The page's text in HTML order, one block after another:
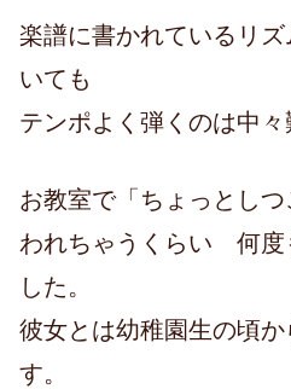
楽譜に書かれているリ
いても
テンポよく弾くのは中々
お教室で「ちょっとし
われちゃうくらい 何度
した。
彼女とは幼稚園生の頃
す。